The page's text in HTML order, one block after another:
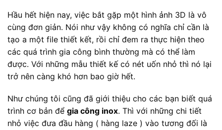
Hầu hết hiện nay, việc bắt gặp một hình ảnh 3D là vô
cùng đơn giản. Nói như vậy không có nghĩa chỉ cần là
tạo a một file thiết kết, rồi chỉ đem ra thực hiện theo
các quá trình gia công bình thường mà có thể làm
được. Với những mẫu thiết kế có nét uốn nhỏ thì nó lại
trở nên càng khó hơn bao giờ hết.
Như chúng tôi cũng đã giới thiệu cho các bạn biết quá
trình cơ bản để gia công inox. Thì với những chi tiết
nhỏ việc đưa đầu hàng ( hàng laze ) vào tương đối là